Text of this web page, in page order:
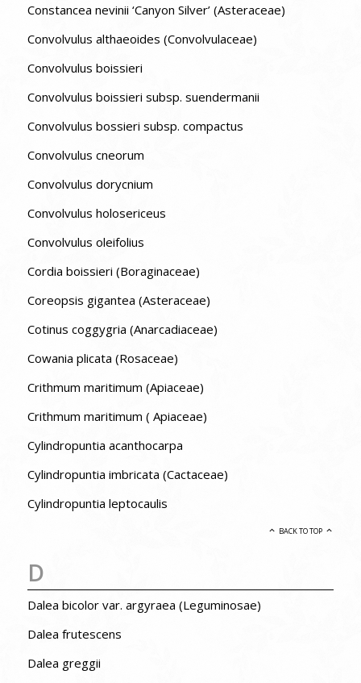
Constancea nevinii ‘Canyon Silver’ (Asteraceae)
Convolvulus althaeoides (Convolvulaceae)
Convolvulus boissieri
Convolvulus boissieri subsp. suendermanii
Convolvulus bossieri subsp. compactus
Convolvulus cneorum
Convolvulus dorycnium
Convolvulus holosericeus
Convolvulus oleifolius
Cordia boissieri (Boraginaceae)
Coreopsis gigantea (Asteraceae)
Cotinus coggygria (Anarcadiaceae)
Cowania plicata (Rosaceae)
Crithmum maritimum (Apiaceae)
Crithmum maritimum ( Apiaceae)
Cylindropuntia acanthocarpa
Cylindropuntia imbricata (Cactaceae)
Cylindropuntia leptocaulis
BACK TO TOP
D
Dalea bicolor var. argyraea (Leguminosae)
Dalea frutescens
Dalea greggii